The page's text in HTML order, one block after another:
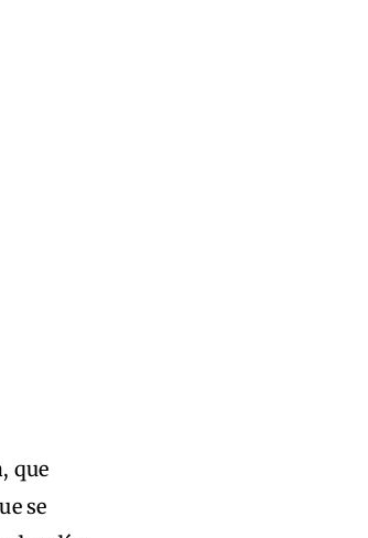
a las 2:12 PDT
que
se